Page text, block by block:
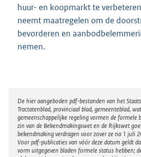
huur- en koopmarkt te
neemt maatregelen om de
bevorderen en
nemen.
Disclaimer
De hier aangeboden pdf-bestanden van het
Tractatenblad, provinciaal blad, gemeenteblad,
gemeenschappelijke regeling vormen de formele
zin van de Bekendmakingswet en de Rijkswet
bekendmaking verdragen voor zover ze na 1 juli
Voor pdf-publicaties van vóór deze datum geldt
vorm uitgegeven bladen formele status hebben;